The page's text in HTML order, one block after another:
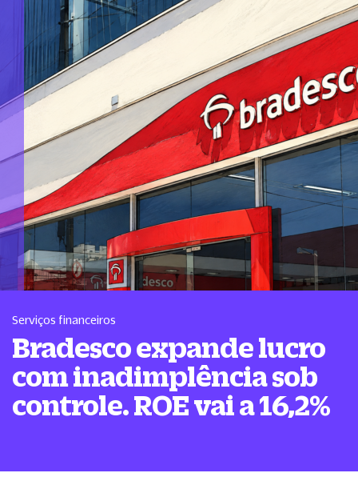
Serviços financeiros
Bradesco expande lucro
com inadimplência sob
controle. ROE vai a 16,2%